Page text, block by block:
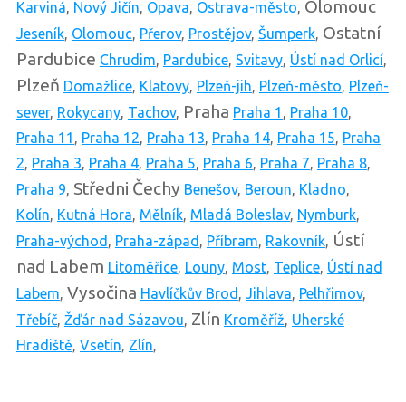
Karviná, Nový Jičín, Opava, Ostrava-město, Olomouc
Jeseník, Olomouc, Přerov, Prostějov, Šumperk, Ostatní
Pardubice Chrudim, Pardubice, Svitavy, Ústí nad Orlicí,
Plzeň Domažlice, Klatovy, Plzeň-jih, Plzeň-město, Plzeň-
sever, Rokycany, Tachov, Praha Praha 1 , Praha 10,
Praha 11 , Praha 12, Praha 13, Praha 14, Praha 15, Praha
2, Praha 3, Praha 4, Praha 5, Praha 6, Praha 7, Praha 8,
Praha 9, Středni Čechy Benešov, Beroun, Kladno,
Kolín, Kutná Hora, Mělník, Mladá Boleslav, Nymburk,
Praha-východ , Praha-západ , Příbram, Rakovník, Ústí
nad Labem Litoměřice, Louny, Most, Teplice, Ústí nad
Labem, Vysočina Havlíčkův Brod , Jihlava, Pelhřimov,
Třebíč, Žďár nad Sázavou, Zlín Kroměříž, Uherské
Hradiště, Vsetín, Zlín,